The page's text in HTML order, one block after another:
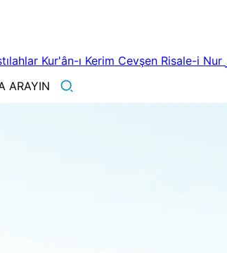
Kur'ân-ı Kerim Cevşen Risale-i Nur
ARAYIN